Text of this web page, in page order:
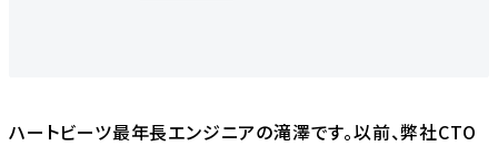
ハートビーツ最年長エンジニアの滝澤です。以前、弊社CTO